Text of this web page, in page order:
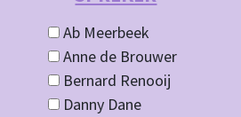
Ab Meerbeek
Anne de Brouwer
Bernard Renooij
Danny Dane